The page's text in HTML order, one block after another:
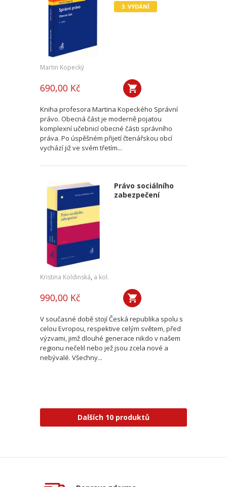
3. VYDÁNÍ
Martin Kopecký
690,00 Kč
Kniha profesora Martina Kopeckého Správní
právo. Obecná část je moderně pojatou
komplexní učebnicí obecné části správního
práva. Po úspěšném přijetí čtenářskou obcí
vychází již ve svém třetím...
Právo sociálního
zabezpečení
Kristina Koldinská, a kol.
990,00 Kč
V současné době stojí Česká republika spolu s
celou Evropou, respektive celým světem, před
výzvami, jimž dlouhé generace nikdo v našem
regionu nečelil nebo jež jsou zcela nové a
nebývalé. Všechny...
Dalších 10 produktů